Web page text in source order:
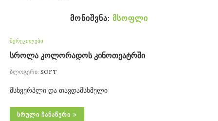
ᲛᲝᲜᲘᲨᲕᲜᲐ: ᲛᲡᲝᲤᲚᲘ
შერეკილები
სროლა კოლორადოს კინოთეატრში
ბლოგერი: SOFT
მსხვერპლი და თავდამსხმელი
ᲡᲠᲣᲚᲘ ᲩᲐᲜᲐᲬᲔᲠᲘ